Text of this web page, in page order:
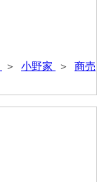
＞ 小野家 ＞ 商売